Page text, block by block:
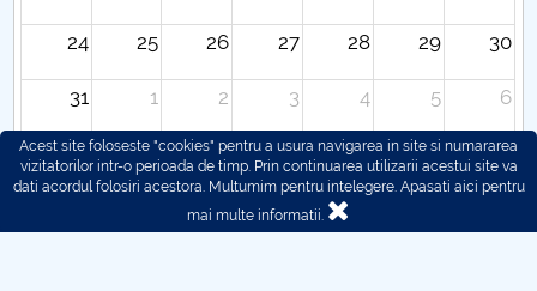
24 25 26 27 28 29 30
31 1 2 3 4 5 6
Acest site foloseste "cookies" pentru a usura navigarea in site si numararea
vizitatorilor intr-o perioada de timp. Prin continuarea utilizarii acestui site va
dati acordul folosiri acestora. Multumim pentru intelegere. Apasati aici pentru
mai multe informatii.